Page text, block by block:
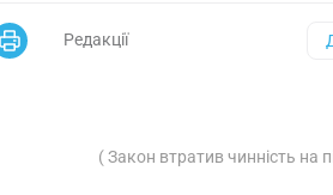
Редакції
( Закон втратив чинність на